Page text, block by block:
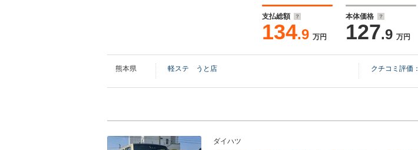
支払総額
134.9 万円
本体価格
127.9 万円
熊本県 軽ステ うと店 クチコミ評価：
ダイハツ